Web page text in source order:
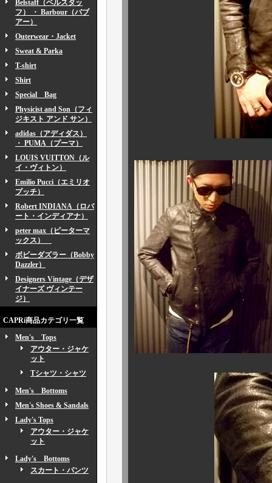
Belstaff（ベルスタッ
フ） ・ Barbour（バブ
アー）
Outerwear・Jacket
Sweat & Parka
T-shirt
Shirt
Special Bag
Physicist and Son（フィ
ジキスト アンド サン）
adidas（アディダス）
・ PUMA（プーマ）
LOUIS VUITTON（ル
イ・ヴィトン）
Emilio Pucci（エミリオ
プッチ）
Robert INDIANA（ロバ
ート・インディアナ）
peter max（ピーターマ
ックス）
ボビーダズラー（Bobby
Dazzler）
Designers Vintage（デザ
イナーズ ヴィンテー
ジ）
CAPRi商品カテゴリ一覧
Men's Tops
アウター・ジャケ
ット
Tシャツ・シャツ
Men's Bottoms
Men's Shoes & Sandals
Lady's Tops
アウター・ジャケ
ット
Lady's Bottoms
スカート・パンツ